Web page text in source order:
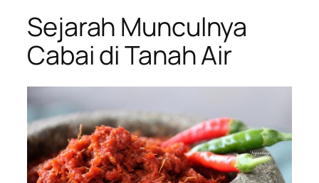
Sejarah Munculnya
Cabai di Tanah Air